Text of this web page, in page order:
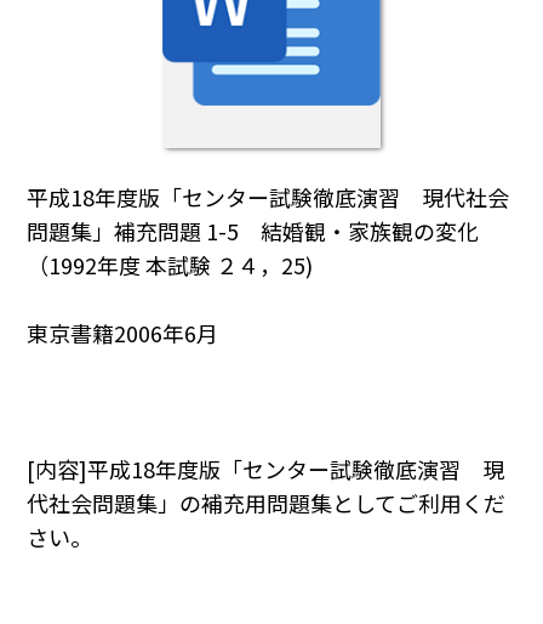
平成18年度版「センター試験徹底演習 現代社会
問題集」補充問題 1-5 結婚観・家族観の変化
（1992年度 本試験 ２４，25)
東京書籍2006年6月
[内容]平成18年度版「センター試験徹底演習 現
代社会問題集」の補充用問題集としてご利用くだ
さい。